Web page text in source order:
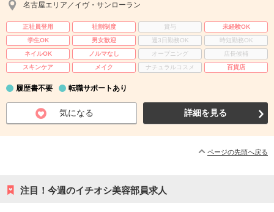
名古屋エリア／イヴ・サンローラン
正社員登用 社割制度 賞与
未経験OK
学生OK
男女歓迎 週3日勤務OK
時短勤務OK
ネイルOK
ノルマなし オープニング
店長候補
スキンケア
メイク ナチュラルコスメ 百貨店
履歴書不要 転職サポートあり
気になる 詳細を見る
ページの先頭へ戻る
注目！今週のイチオシ美容部員求人